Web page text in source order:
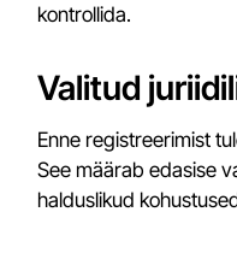
kontrollida.
Valitud
Enne registreerimist
See määrab edasise
halduslikud